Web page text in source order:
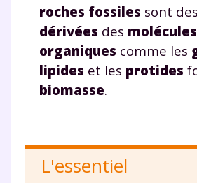
roches fossiles sont des
dérivées des molécules
organiques comme les
lipides et les protides
biomasse.
L'essentiel
Fiches de cours et
corrigés,podcasts de
Unespace dédié aux
suivre les progrès
Tout le programme
la Terminale